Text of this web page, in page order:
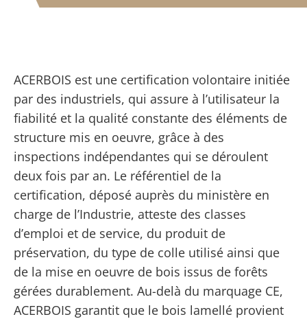
ACERBOIS est une certification volontaire initiée
par des industriels, qui assure à l’utilisateur la
fiabilité et la qualité constante des éléments de
structure mis en oeuvre, grâce à des
inspections indépendantes qui se déroulent
deux fois par an. Le référentiel de la
certification, déposé auprès du ministère en
charge de l’Industrie, atteste des classes
d’emploi et de service, du produit de
préservation, du type de colle utilisé ainsi que
de la mise en oeuvre de bois issus de forêts
gérées durablement. Au-delà du marquage CE,
ACERBOIS garantit que le bois lamellé provient